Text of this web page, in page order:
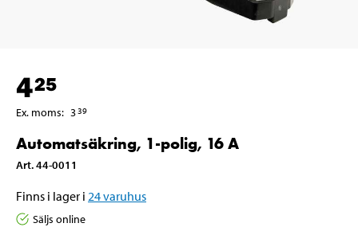
425
Ex. moms: 339
Automatsäkring, 1-polig, 16 A
Art.44-0011
Finns i lager i 24varuhus
Säljs online